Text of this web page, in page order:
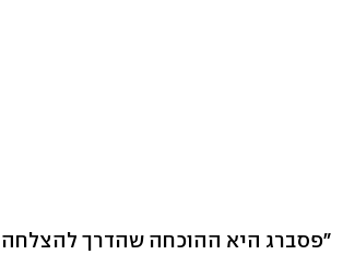
"פסברג היא ההוכחה שהדרך להצלחה